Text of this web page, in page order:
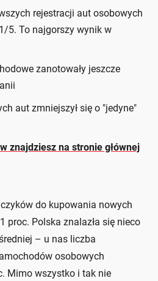
rejestracji aut osobowych
5. To najgorszy wynik w
zanotowały jeszcze
aut zmniejszył się o "jedyne"
znajdziesz na stronie głównej
do kupowania nowych
proc. Polska znalazła się nieco
– u nas liczba
osobowych
Mimo wszystko i tak nie